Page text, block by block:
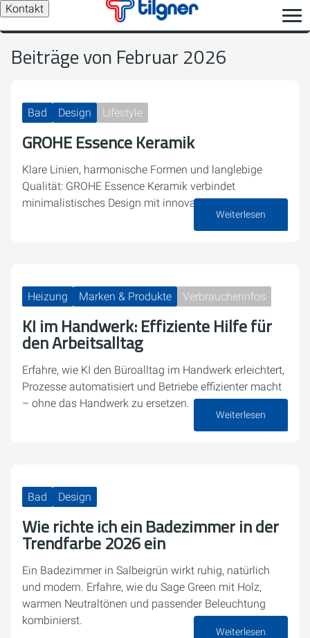
Kontakt
Beiträge von Februar 2026
Bad Design Lifestyle
GROHE Essence Keramik
Klare Linien, harmonische Formen und langlebige
Qualität: GROHE Essence Keramik verbindet
minimalistisches Design mit innovativen Features.
Weiterlesen
Heizung Marken & Produkte Verbraucherinfos
KI im Handwerk: Effiziente Hilfe für
den Arbeitsalltag
Erfahre, wie KI den Büroalltag im Handwerk erleichtert,
Prozesse automatisiert und Betriebe effizienter macht
– ohne das Handwerk zu ersetzen.
Weiterlesen
Bad Design
Wie richte ich ein Badezimmer in der
Trendfarbe 2026 ein
Ein Badezimmer in Salbeigrün wirkt ruhig, natürlich
und modern. Erfahre, wie du Sage Green mit Holz,
warmen Neutraltönen und passender Beleuchtung
kombinierst.
Weiterlesen